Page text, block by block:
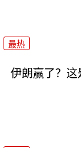
最热
伊朗赢了？这